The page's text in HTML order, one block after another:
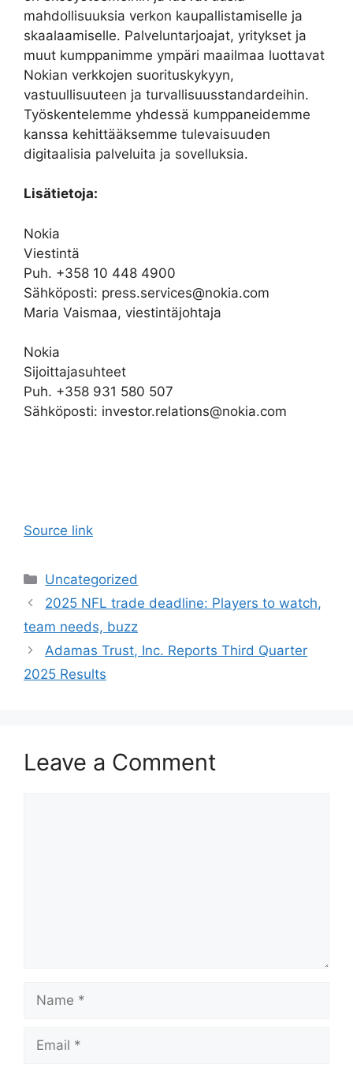
mahdollisuuksia verkon kaupallistamiselle ja
skaalaamiselle. Palveluntarjoajat, yritykset ja
muut kumppanimme ympäri maailmaa luottavat
Nokian verkkojen suorituskykyyn,
vastuullisuuteen ja turvallisuusstandardeihin.
Työskentelemme yhdessä kumppaneidemme
kanssa kehittääksemme tulevaisuuden
digitaalisia palveluita ja sovelluksia.
Lisätietoja:
Nokia
Viestintä
Puh. +358 10 448 4900
Sähköposti: press.services@nokia.com
Maria Vaismaa, viestintäjohtaja
Nokia
Sijoittajasuhteet
Puh. +358 931 580 507
Sähköposti: investor.relations@nokia.com
Source link
Categories
Uncategorized
2025 NFL trade deadline: Players to watch,
team needs, buzz
Adamas Trust, Inc. Reports Third Quarter
2025 Results
Leave a Comment
Name
Email